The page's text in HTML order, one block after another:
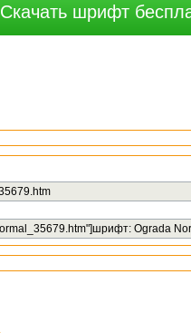
Скачать шрифт